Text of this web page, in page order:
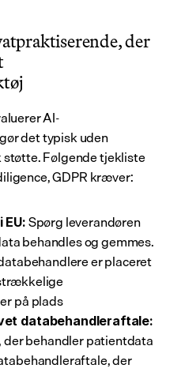
der
AI-
det typisk uden
Følgende tjekliste
GDPR kræver:
Spørg leverandøren
behandles og gemmes.
er placeret
på plads
databehandleraftale:
behandler patientdata
der